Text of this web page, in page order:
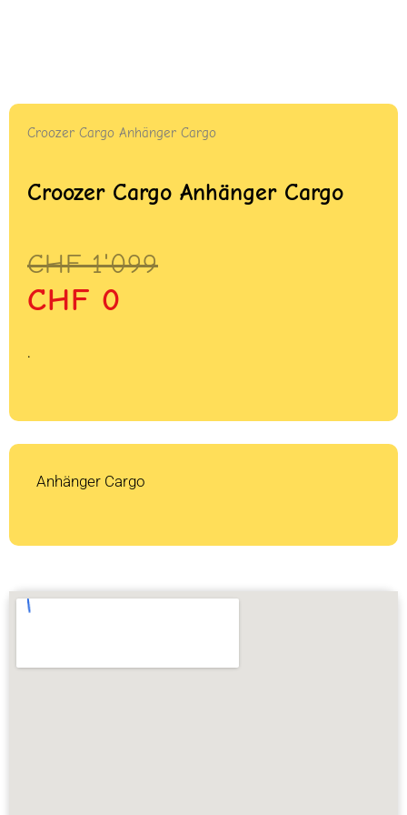
Croozer Cargo Anhänger Cargo
Croozer Cargo Anhänger Cargo
CHF1'099
Ursprünglicher
Preis
war:
CHF 1'099
CHF 0
Aktueller
Preis
ist:
CHF 0.
.
Anhänger Cargo